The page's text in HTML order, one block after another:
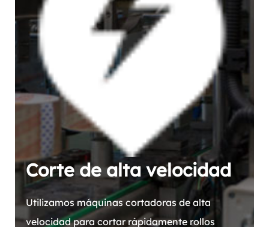
Corte de alta velocidad
Utilizamos máquinas cortadoras de alta
velocidad para cortar rápidamente rollos